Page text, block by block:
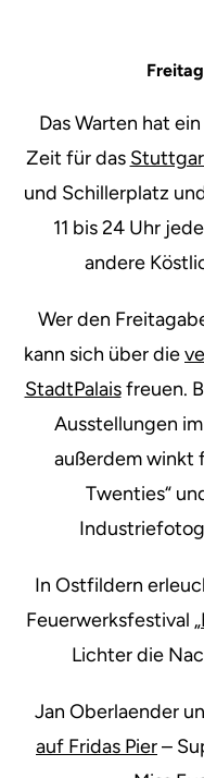
Das Warten hat
Zeit für das
und Schillerplatz
11 bis 24 Uhr
andere
Wer den
kann sich über die
StadtPalaisfreuen.
Ausstellungen
außerdem winkt
Twenties“
In Ostfildern
Feuerwerksfestival
Lichter die
Jan Oberlaender
auf Fridas Pier–